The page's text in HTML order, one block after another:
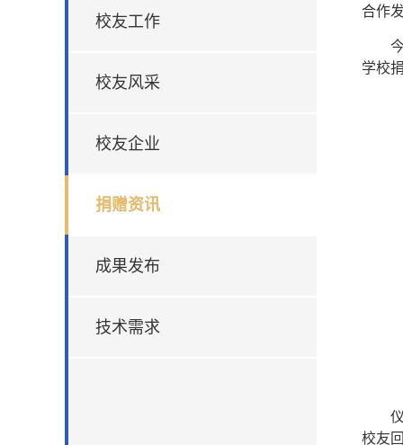
校友工作
校友风采
校友企业
捐赠资讯
成果发布
技术需求
合作
学校
校友